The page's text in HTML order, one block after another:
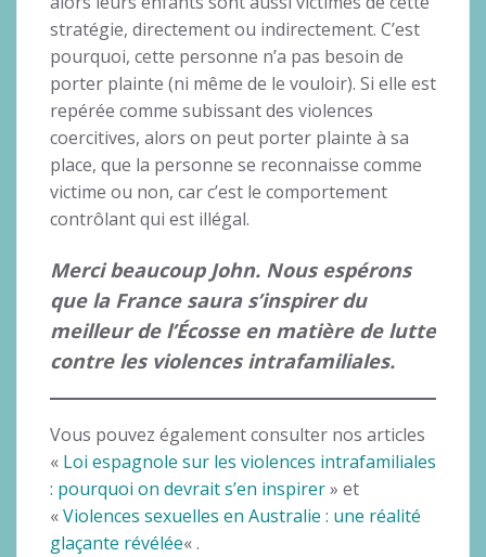
stratégie, directement ou indirectement. C’est
pourquoi, cette personne n’a pas besoin de
porter plainte (ni même de le vouloir). Si elle est
repérée comme subissant des violences
coercitives, alors on peut porter plainte à sa
place, que la personne se reconnaisse comme
victime ou non, car c’est le comportement
contrôlant qui est illégal.
Merci beaucoup John. Nous espérons
que la France saura s’inspirer du
meilleur de l’Écosse en matière de lutte
contre les violences intrafamiliales.
Vous pouvez également consulter nos articles
« Loi espagnole sur les violences intrafamiliales
: pourquoi on devrait s’en inspirer» et
«Violences sexuelles en Australie : une réalité
glaçante révélée« .